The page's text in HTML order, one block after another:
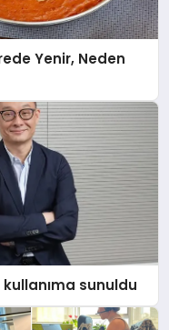
Yenir, Neden
sunuldu